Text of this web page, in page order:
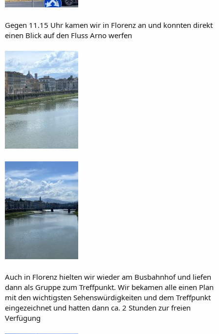
Gegen 11.15 Uhr kamen wir in Florenz an und konnten direkt
einen Blick auf den Fluss Arno werfen
Auch in Florenz hielten wir wieder am Busbahnhof und liefen
dann als Gruppe zum Treffpunkt. Wir bekamen alle einen Plan
mit den wichtigsten Sehenswürdigkeiten und dem Treffpunkt
eingezeichnet und hatten dann ca. 2 Stunden zur freien
Verfügung